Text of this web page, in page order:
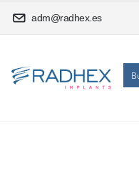
adm@radhex.es